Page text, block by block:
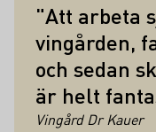
"Att arbeta
vingården,
och sedan
är helt
Vingård Dr Kauer